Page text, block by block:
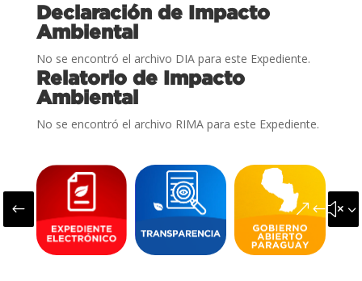
Declaración de Impacto
Ambiental
No se encontró el archivo DIA para este Expediente.
Relatorio de Impacto
Ambiental
No se encontró el archivo RIMA para este Expediente.
#